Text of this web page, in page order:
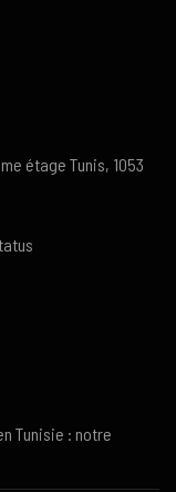
étage Tunis, 1053
Tunisie : notre